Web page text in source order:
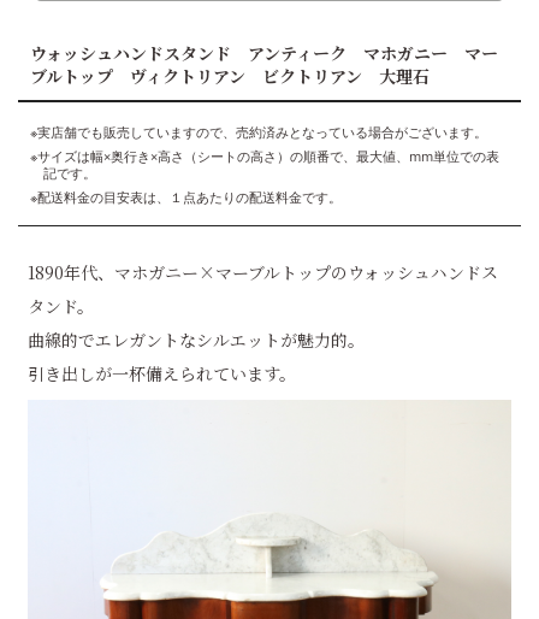
ウォッシュハンドスタンド アンティーク マホガニー マー
ブルトップ ヴィクトリアン ビクトリアン 大理石
※実店舗でも販売していますので、売約済みとなっている場合がございます。
※サイズは幅×奥行き×高さ（シートの高さ）の順番で、最大値、mm単位での表
記です。
※配送料金の目安表は、１点あたりの配送料金です。
1890年代、マホガニー×マーブルトップのウォッシュハンドス
タンド。
曲線的でエレガントなシルエットが魅力的。
引き出しが一杯備えられています。